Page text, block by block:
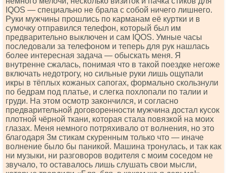
IQОS — специально не брала с собой ничего лишнего.
Руки мужчины прошлись по карманам её куртки и в
сумочку отправился телефон, который был им
предварительно выключен и сам IQОS. Умные часы
последовали за телефоном и теперь для рук нашлась
более интересная задача — обыскать меня. Я
внутренне сжалась, понимая что в такой поездке негоже
включать недотрогу, но сильные руки лишь ощупали
икры в тёплых кожаных сапогах, формально скользнули
по бедрам под платье, и слегка похлопали по талии и
груди. На этом осмотр закончился, и согласно
предварительной договоренности мужчина достал кусок
плотной чёрной ткани, которая стала повязкой на моих
глазах. Меня немного потряхивало от волнения, но это
благодаря 3м стикам скуренным только что — иначе
волнение было бы паникой. Машина тронулась, и так как
ни музыки, ни разговоров водителя с моим соседом не
звучало, то оставалось лишь слушать свои мысли,